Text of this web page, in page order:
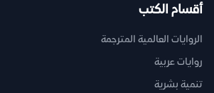
أقسام الكتب
الروايات العالمية المترجمة
روايات عربية
تنمية بشرية